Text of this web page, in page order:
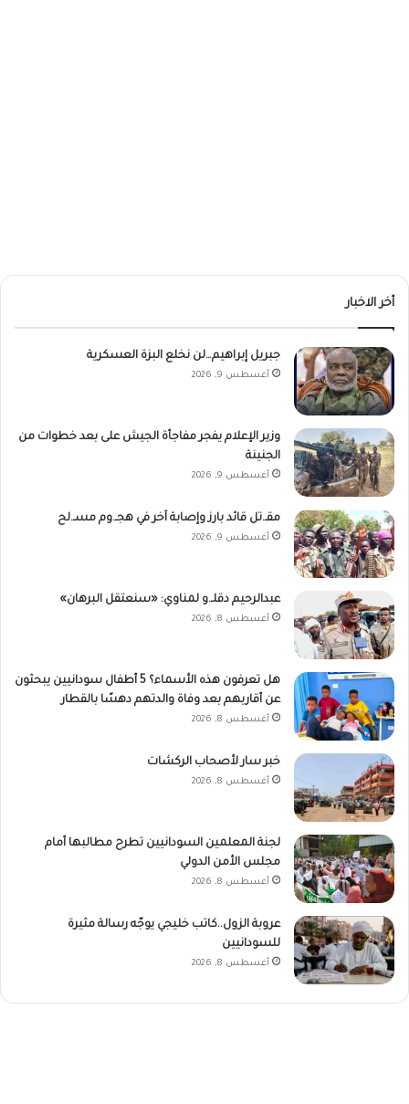
أخر الاخبار
جبريل إبراهيم…لن نخلع البزة العسكرية
أغسطس 9, 2026
وزير الإعلام يفجر مفاجأة الجيش على بعد خطوات من
الجنينة
أغسطس 9, 2026
مقـ.تل قائد بارز وإصابة آخر في هجـ.وم مسـ.لح
أغسطس 9, 2026
عبدالرحيم دقلـ.و لمناوي: «سنعتقل البرهان»
أغسطس 8, 2026
هل تعرفون هذه الأسماء؟ 5 أطفال سودانيين يبحثون
عن أقاربهم بعد وفاة والدتهم دهسًا بالقطار
أغسطس 8, 2026
خبر سار لأصحاب الركشات
أغسطس 8, 2026
لجنة المعلمين السودانيين تطرح مطالبها أمام
مجلس الأمن الدولي
أغسطس 8, 2026
عروبة الزول..كاتب خليجي يوجّه رسالة مثيرة
للسودانيين
أغسطس 8, 2026